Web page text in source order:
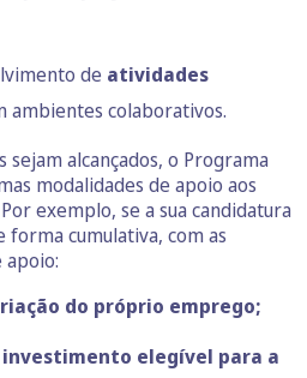
de atividades
ambientes colaborativos.
alcançados, o Programa
modalidades de apoio aos
exemplo, se a sua candidatura
cumulativa, com as
apoio:
do próprio emprego;
elegível para a